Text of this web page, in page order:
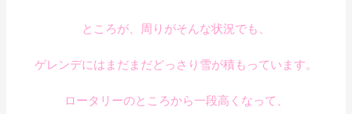
ところが、周りがそんな状況でも、
ゲレンデにはまだまだどっさり雪が積もっています。
ロータリーのところから一段高くなって、